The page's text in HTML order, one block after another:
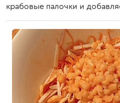
крабовые палочки и